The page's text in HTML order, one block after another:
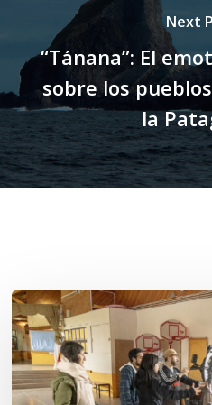
Next
“Tánana”: El
sobre los
la
Toda
el
agua
del